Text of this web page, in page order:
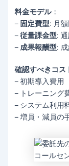
料金モデル：
– 固定費型: 月
–従量課金型:
– 成果報酬型:
確認すべきコス
– 初期導入費用
– トレーニング
– システム利用
– 増員・減員の